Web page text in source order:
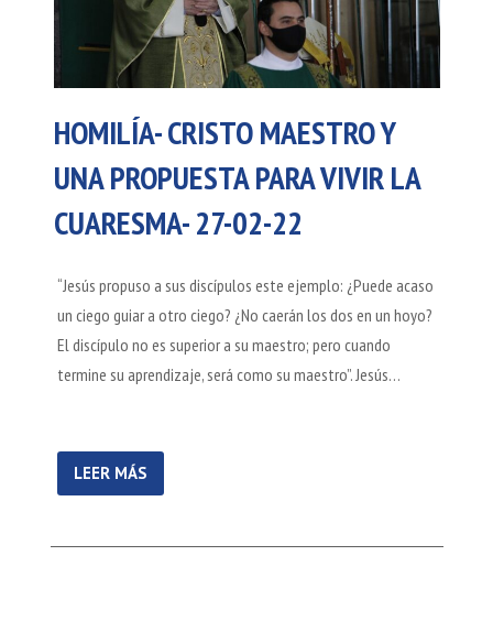
HOMILÍA- CRISTO MAESTRO Y
UNA PROPUESTA PARA VIVIR LA
CUARESMA- 27-02-22
“Jesús propuso a sus discípulos este ejemplo: ¿Puede acaso
un ciego guiar a otro ciego? ¿No caerán los dos en un hoyo?
El discípulo no es superior a su maestro; pero cuando
termine su aprendizaje, será como su maestro”. Jesús…
LEER MÁS